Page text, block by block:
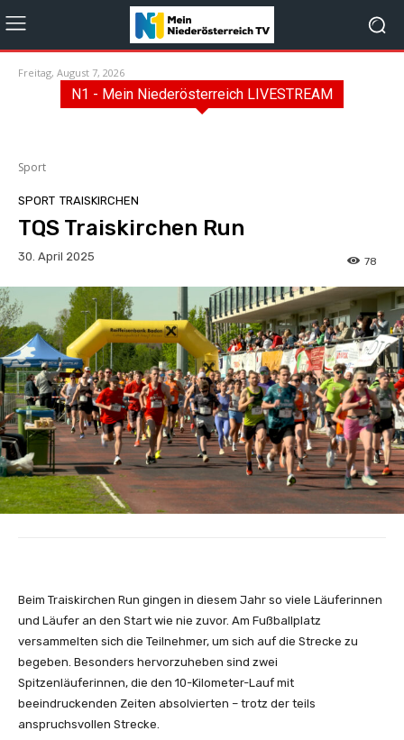
Freitag, August 7, 2026
N1 - Mein Niederösterreich LIVESTREAM
Sport
SPORT TRAISKIRCHEN
TQS Traiskirchen Run
30. April 2025 78
Beim Traiskirchen Run gingen in diesem Jahr so viele Läuferinnen
und Läufer an den Start wie nie zuvor. Am Fußballplatz
versammelten sich die Teilnehmer, um sich auf die Strecke zu
begeben. Besonders hervorzuheben sind zwei
Spitzenläuferinnen, die den 10-Kilometer-Lauf mit
beeindruckenden Zeiten absolvierten – trotz der teils
anspruchsvollen Strecke.